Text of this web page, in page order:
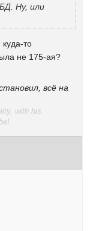
Ну, или
то
не 175-ая?
всё на
with his